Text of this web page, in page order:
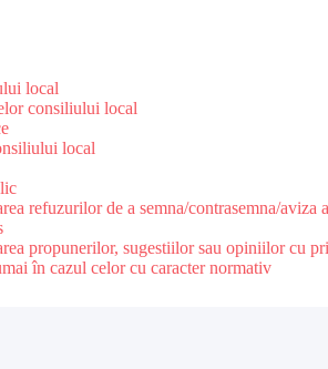
local
consiliului local
local
refuzurilor de a semna/contrasemna/
propunerilor, sugestiilor sau opiniilor cu
în cazul celor cu caracter normativ